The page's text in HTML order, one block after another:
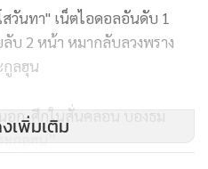
ออกมาพูดทีหลังก็อาจจะถูก
เสียหาย ทั้งที่ความเป็นจริงแล้ว
กว่ากัมพูชา เรามีความสัมพันธ์
ยอมรับว่าตั้งแต่รัฐบาล ปี 2557
สวันทา" เน็ตไอดอลอันดับ 1
ลับ 2 หน้า หมากลับลวงพราง
กูลฮุน
อก-ศึกในสั่นคลอน บองธม
ะกูลฮุน”
เพิ่มเติม